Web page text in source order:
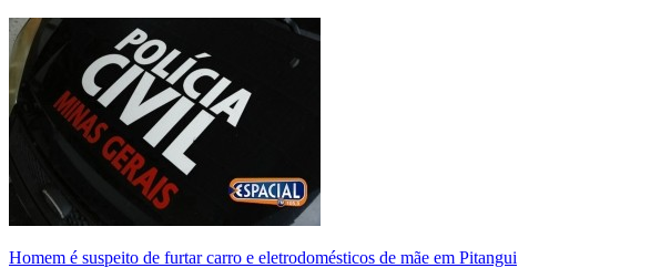
Homem é suspeito de furtar carro e eletrodomésticos de mãe em Pitangui